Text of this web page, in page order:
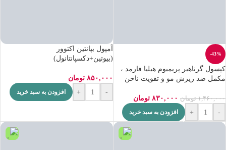
-43%
کپسول گرناهیر پریمیوم هیلیا فارمد ،
مکمل ضد ریزش مو و تقویت ناخن
۱,۴۶۰,۰۰۰ تومان ۸۳۰,۰۰۰ تومان
-
+ افزودن به سبد خرید
آمپول بپانتین اکتوور
(بیوتین+دکسپانتانول)
۸۵۰,۰۰۰ تومان
-
+ افزودن به سبد خرید